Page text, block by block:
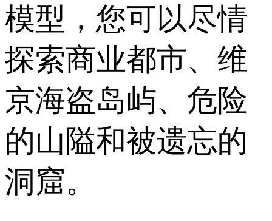
模型，您可以尽情
探索商业都市、维
京海盗岛屿、危险
的山隘和被遗忘的
洞窟。